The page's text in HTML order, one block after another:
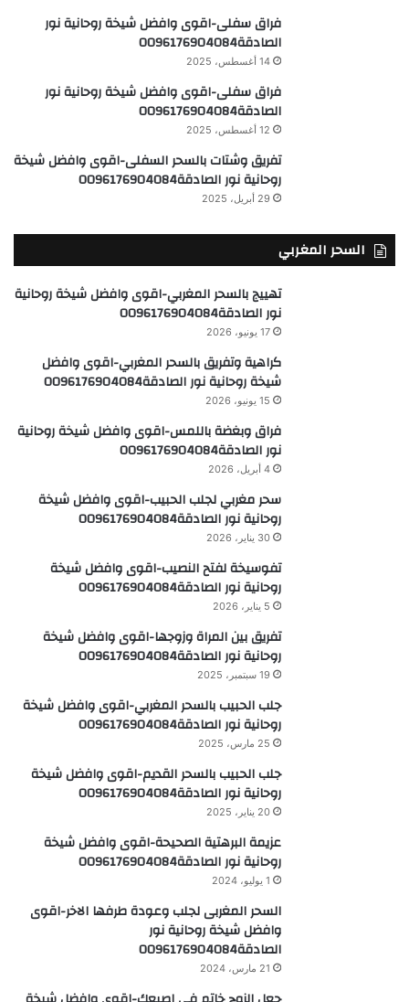
فراق سفلى-اقوى وافضل شيخة روحانية نور
الصادقة0096176904084
14 أغسطس، 2025
فراق سفلى-اقوى وافضل شيخة روحانية نور
الصادقة0096176904084
12 أغسطس، 2025
تفريق وشتات بالسحر السفلى-اقوى وافضل شيخة
روحانية نور الصادقة0096176904084
29 أبريل، 2025
السحر المغربي
تهييج بالسحر المغربي-اقوى وافضل شيخة روحانية
نور الصادقة0096176904084
17 يونيو، 2026
كراهية وتفريق بالسحر المغربي-اقوى وافضل
شيخة روحانية نور الصادقة0096176904084
15 يونيو، 2026
فراق وبغضة باللمس-اقوى وافضل شيخة روحانية
نور الصادقة0096176904084
4 أبريل، 2026
سحر مغربي لجلب الحبيب-اقوى وافضل شيخة
روحانية نور الصادقة0096176904084
30 يناير، 2026
تفوسيخة لفتح النصيب-اقوى وافضل شيخة
روحانية نور الصادقة0096176904084
5 يناير، 2026
تفريق بين المراة وزوجها-اقوى وافضل شيخة
روحانية نور الصادقة0096176904084
19 سبتمبر، 2025
جلب الحبيب بالسحر المغربي-اقوى وافضل شيخة
روحانية نور الصادقة0096176904084
25 مارس، 2025
جلب الحبيب بالسحر القديم-اقوى وافضل شيخة
روحانية نور الصادقة0096176904084
20 يناير، 2025
عزيمة البرهتية الصحيحة-اقوى وافضل شيخة
روحانية نور الصادقة0096176904084
1 يوليو، 2024
السحر المغربى لجلب وعودة طرفها الاخر-اقوى
وافضل شيخة روحانية نور
الصادقة0096176904084
21 مارس، 2024